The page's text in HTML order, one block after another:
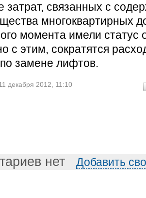
затрат, связанных с
многоквартирных
момента имели статус
с этим, сократятся
замене лифтов.
декабря 2012, 11:10
нет Добавить